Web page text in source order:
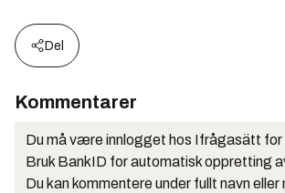
Del
Kommentarer
Du må være innlogget hos Ifrågasätt for
Bruk BankID for automatisk oppretting
Du kan kommentere under fullt navn eller